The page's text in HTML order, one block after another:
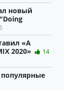
новый
«A
2020»
14